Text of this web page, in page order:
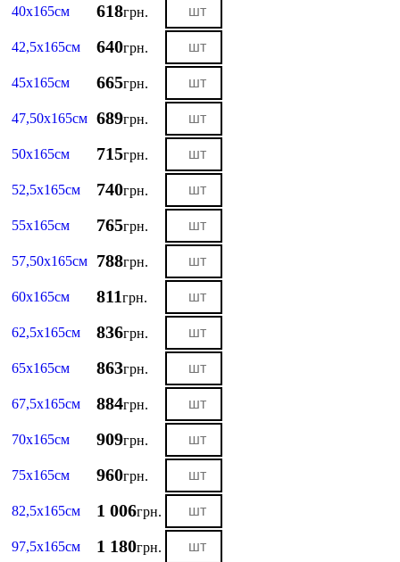
40х165см
618грн.
42,5х165см 640грн.
45х165см 665грн.
47,50х165см 689грн.
50х165см 715грн.
52,5х165см 740грн.
55х165см 765грн.
57,50х165см 788грн.
60х165см 811грн.
62,5х165см 836грн.
65х165см 863грн.
67,5х165см 884грн.
70х165см 909грн.
75х165см 960грн.
82,5х165см 1 006грн.
97,5х165см 1 180грн.